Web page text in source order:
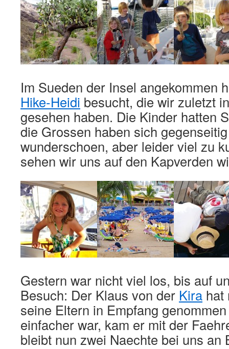
Im Sueden der Insel angekommen
Hike-Heidi besucht, die wir zuletzt
gesehen haben. Die Kinder hatten
die Grossen haben sich
wunderschoen, aber leider viel zu
sehen wir uns auf den Kapverden
Gestern war nicht viel los, bis auf
Besuch: Der Klaus von der Kira hat
seine Eltern in Empfang
einfacher war, kam er mit der
bleibt nun zwei Naechte bei uns an